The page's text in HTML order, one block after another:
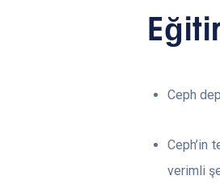
Ceph
Ceph’in
verimli